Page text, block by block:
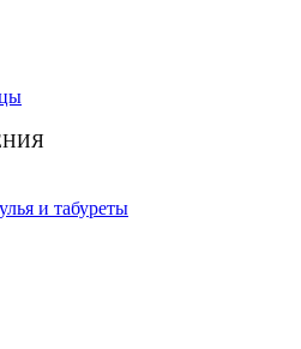
и табуреты